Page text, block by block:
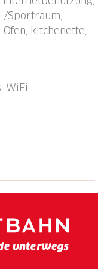
Mustér,
2 km.
Skipisten 700
500 m,
1 km.
Ski Arena
Weitere
erreichbar. 1
16:00-17:30 Uhr,
Sportraum,
kitchenette,
WiFi